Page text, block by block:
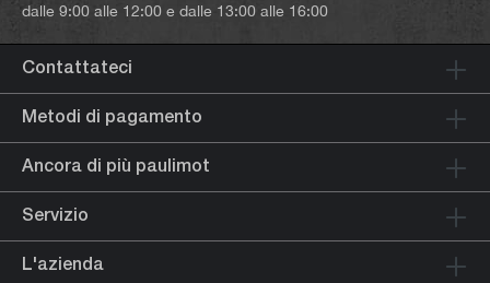
dalle 9:00 alle 12:00 e dalle 13:00 alle 16:00
Contattateci
Metodi di pagamento
Ancora di più paulimot
Servizio
L'azienda